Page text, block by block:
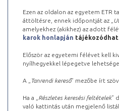
Ezen az oldalon az egyetem ETR
áttöltésre, ennek időpontját az „
amelyekhez (akikhez) az adott
karok honlapján
Először az egyetemi félévet kell
nyílhegyekkel lépegetve
A „ Tanrendi kereső” mezőbe írt
Ha a „ Részletes keresési feltételek”
való kattintás után megjelenő